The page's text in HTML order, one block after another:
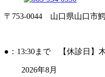
〒753-0044 山口県山口市
●：13:30まで 【休診日】
2026年8月